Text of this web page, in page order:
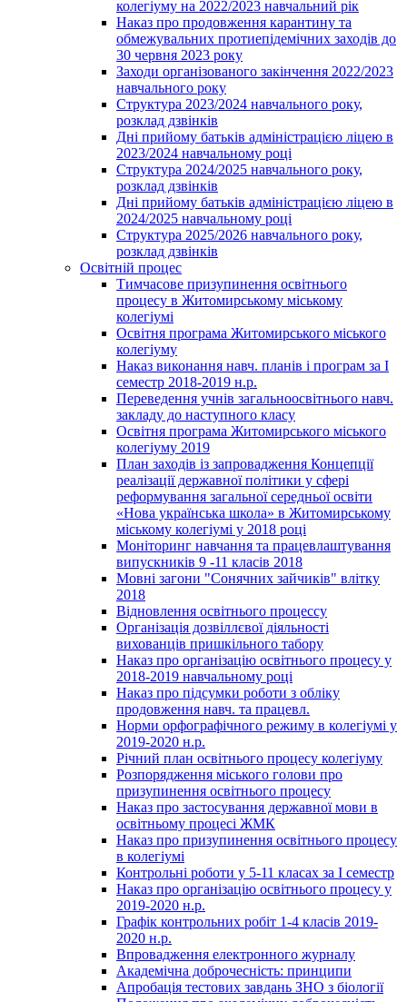
колегіуму на 2022/2023 навчальний рік
Наказ про продовження карантину та
обмежувальних протиепідемічних заходів до
30 червня 2023 року
Заходи організованого закінчення 2022/2023
навчального року
Структура 2023/2024 навчального року,
розклад дзвінків
Дні прийому батьків адміністрацією ліцею в
2023/2024 навчальному році
Структура 2024/2025 навчального року,
розклад дзвінків
Дні прийому батьків адміністрацією ліцею в
2024/2025 навчальному році
Структура 2025/2026 навчального року,
розклад дзвінків
Освітній процес
Тимчасове призупинення освітнього
процесу в Житомирському міському
колегіумі
Освітня програма Житомирського міського
колегіуму
Наказ виконання навч. планів і програм за І
семестр 2018-2019 н.р.
Переведення учнів загальноосвітнього навч.
закладу до наступного класу
Освітня програма Житомирського міського
колегіуму 2019
План заходів із запровадження Концепції
реалізації державної політики у сфері
реформування загальної середньої освіти
«Нова українська школа» в Житомирському
міському колегіумі у 2018 році
Моніторинг навчання та працевлаштування
випускників 9 -11 класів 2018
Мовні загони "Сонячних зайчиків" влітку
2018
Відновлення освітнього процессу
Організація дозвіллєвої діяльності
вихованців пришкільного табору
Наказ про організацію освітнього процесу у
2018-2019 навчальному році
Наказ про підсумки роботи з обліку
продовження навч. та працевл.
Норми орфографічного режиму в колегіумі у
2019-2020 н.р.
Річний план освітнього процесу колегіуму
Розпорядження міського голови про
призупинення освітнього процесу
Наказ про застосування державної мови в
освітньому процесі ЖМК
Наказ про призупинення освітнього процесу
в колегіумі
Контрольні роботи у 5-11 класах за І семестр
Наказ про організацію освітнього процесу у
2019-2020 н.р.
Графік контрольних робіт 1-4 класів 2019-
2020 н.р.
Впровадження електронного журналу
Академічна доброчесність: принципи
Апробація тестових завдань ЗНО з біології